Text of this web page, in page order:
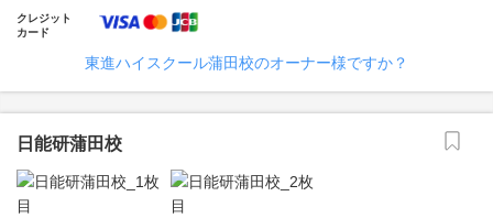
クレジット
カード
東進ハイスクール蒲田校のオーナー様ですか？
日能研蒲田校